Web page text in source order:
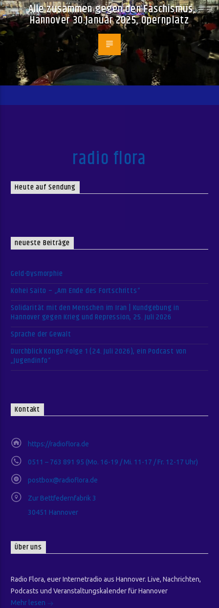
Alle zusammen gegen den Faschismus,
Hannover 30.Januar 2025, Opernplatz
radio flora
Heute auf Sendung
neueste Beiträge
Geld-Dysmorphie
Kohei Saito – „Am Ende des Fortschritts“
Solidarität mit den Menschen im Iran | Kundgebung in
Hannover gegen Krieg und Repression, 25. Juli 2026
Sprache der Gewalt
Durchblick Kongo-Folge 1 (24. Juli 2026), ein Podcast von
„Jugendinfo“
Kontakt
https://radioflora.de
0511 – 763 891 95 (Mo. 16-19 / Mi. 11-17 / Fr. 12-17 Uhr)
postbox@radioflora.de
Zur Bettfedernfabrik 3
30451 Hannover
Über uns
Radio Flora, euer Internetradio aus Hannover. Live, Nachrichten,
Podcasts und Veranstaltungskalender für Hannover
Mehr lesen